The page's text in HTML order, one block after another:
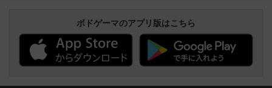
ボドゲーマのアプリ版はこちら